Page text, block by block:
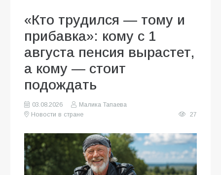
«Кто трудился — тому и
прибавка»: кому с 1
августа пенсия вырастет,
а кому — стоит
подождать
03.08.2026
Малика Тапаева
Новости в стране
27